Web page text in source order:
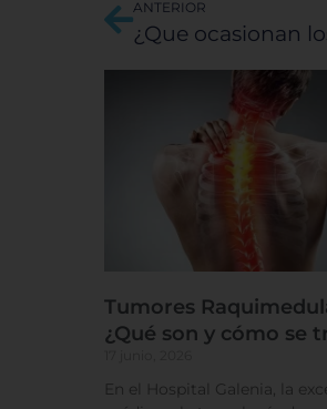
ANTERIOR
¿Que ocasionan
Tumores
¿Qué son y cómo se
En el Hospital Galenia, la